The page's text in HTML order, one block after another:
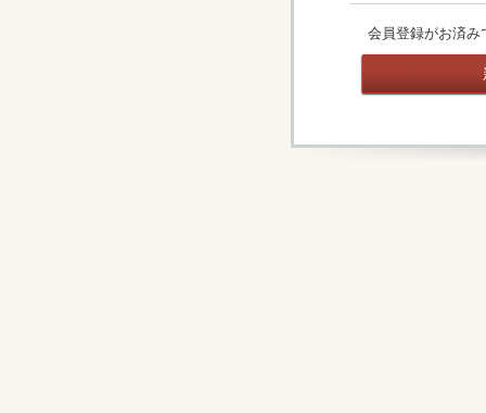
会員登録がお済み